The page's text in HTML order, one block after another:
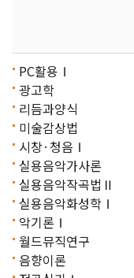
PC활용Ⅰ
광고학
리듬과양식
미술감상법
시창·청음Ⅰ
실용음악가사론
실용음악작곡법Ⅱ
실용음악화성학Ⅰ
악기론Ⅰ
월드뮤직연구
음향이론